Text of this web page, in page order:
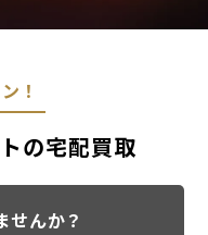
！
の宅配買取
せんか？